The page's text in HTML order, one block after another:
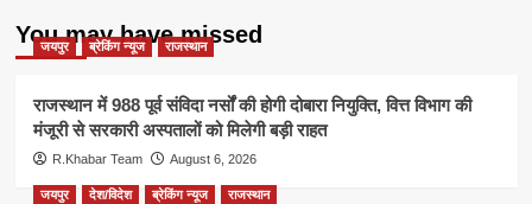
You may have missed
जयपुर ब्रेकिंग न्यूज राजस्थान
राजस्थान में 988 पूर्व संविदा नर्सों की होगी दोबारा नियुक्ति, वित्त विभाग की
मंजूरी से सरकारी अस्पतालों को मिलेगी बड़ी राहत
R.Khabar Team August 6, 2026
जयपुर देश/विदेश ब्रेकिंग न्यूज राजस्थान